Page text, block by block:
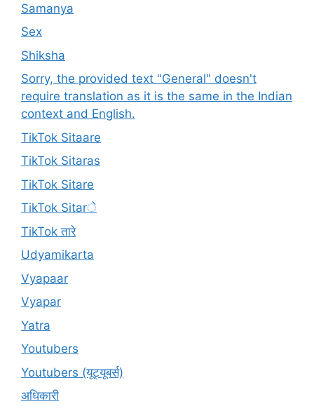
Samanya
Sex
Shiksha
Sorry, the provided text "General" doesn't
require translation as it is the same in the Indian
context and English.
TikTok Sitaare
TikTok Sitaras
TikTok Sitare
TikTok Sitarे
TikTok तारे
Udyamikarta
Vyapaar
Vyapar
Yatra
Youtubers
Youtubers (यूट्यूबर्स)
अधिकारी